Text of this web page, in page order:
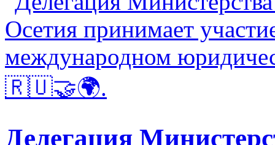
Делегация